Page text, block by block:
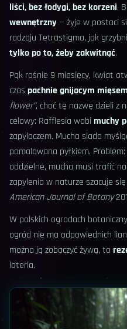
liści, bez łodygi, bez korzeni.
wewnętrzny— żyje w postaci
rodzaju Tetrastigma, jak
tylko po to, żeby zakwitnąć.
Pąk rośnie 9 miesięcy, kwiat
czas pachnie gnijącym mięsem
flower”, choć tę nazwę dzieli z
celowy: Rafflesia wabi muchy
zapylaczem. Mucha siada
pomalowana pyłkiem.
oddzielne, mucha musi trafić
zapylenia w naturze szacuje
American Journal of Botany
W polskich ogrodach
ogród nie ma odpowiednich
można ją zobaczyć żywą, to
loteria.